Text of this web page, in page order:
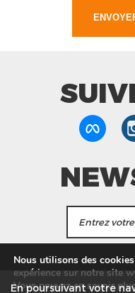
En poursuivant votre
Nous utilisons des
expérience sur notre site
Vous pouvez en savoir